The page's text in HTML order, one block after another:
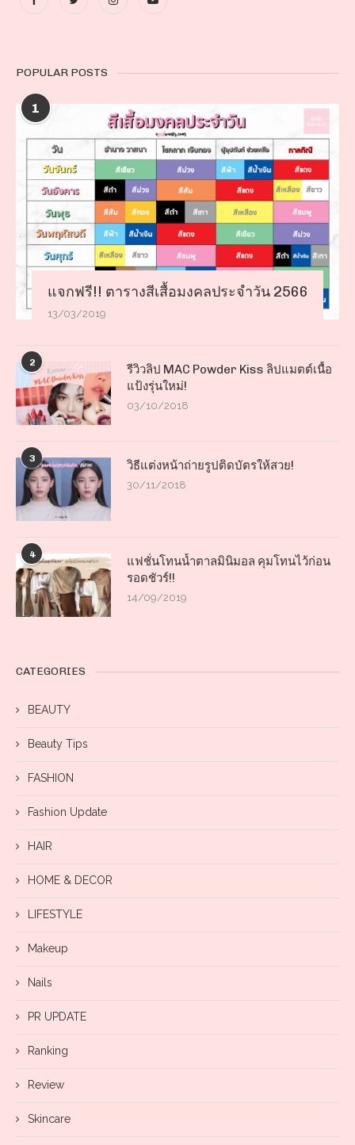
POPULAR POSTS
1
แจกฟรี!! ตารางสีเสื้อมงคลประจำวัน 2566
13/03/2019
2
รีวิวลิป MAC Powder Kiss ลิปแมตต์เนื้อ
แป้งรุ่นใหม่!
03/10/2018
3 วิธีแต่งหน้าถ่ายรูปติดบัตรให้สวย!
30/11/2018
4
แฟชั่นโทนน้ำตาลมินิมอล คุมโทนไว้ก่อน
รอดชัวร์!!
14/09/2019
CATEGORIES
BEAUTY
Beauty Tips
FASHION
Fashion Update
HAIR
HOME & DECOR
LIFESTYLE
Makeup
Nails
PR UPDATE
Ranking
Review
Skincare